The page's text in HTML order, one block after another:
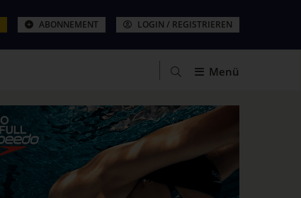
ABONNEMENT LOGIN / REGISTRIEREN
Menü